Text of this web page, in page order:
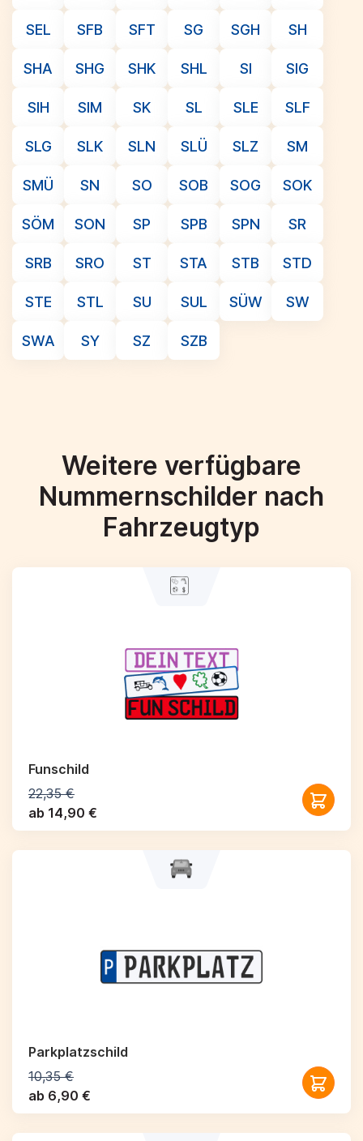
SEL SFB SFT SG SGH SH
SHA SHG SHK SHL SI SIG
SIH SIM SK SL SLE SLF
SLG SLK SLN SLÜ SLZ SM
SMÜ SN SO SOB SOG SOK
SÖM SON SP SPB SPN SR
SRB SRO ST STA STB STD
STE STL SU SUL SÜW SW
SWA SY SZ SZB
Weitere verfügbare
Nummernschilder nach
Fahrzeugtyp
Funschild
22,35 €
ab 14,90 €
Parkplatzschild
10,35 €
ab 6,90 €